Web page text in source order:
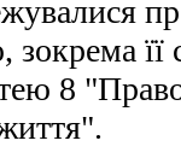
зокрема
8